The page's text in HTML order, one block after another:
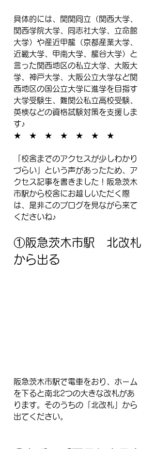
具体的には、関関同立（関西大学、
関西学院大学、同志社大学、立命館
大学）や産近甲龍（京都産業大学、
近畿大学、甲南大学、龍谷大学）と
言った関西地区の私立大学、大阪大
学、神戸大学、大阪公立大学など関
西地区の国公立大学に進学を目指す
大学受験生、難関公私立高校受験、
英検などの資格試験対策を支援しま
す♪
★　★　★　★　★　★　★
「校舎までのアクセスが少しわかり
づらい」という声があったため、ア
クセス記事を書きました！阪急茨木
市駅から校舎にお越しいただく際
は、是非このブログを見ながら来て
くださいね♪
①阪急茨木市駅　北改札
から出る
阪急茨木市駅で電車をおり、ホーム
を下ると南北2つの大きな改札があ
ります。そのうちの「北改札」から
出てください。